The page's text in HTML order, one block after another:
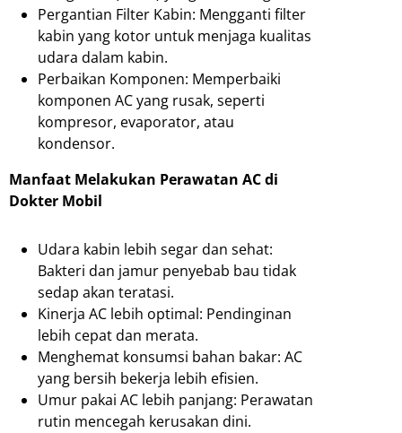
Pergantian Filter Kabin: Mengganti filter
kabin yang kotor untuk menjaga kualitas
udara dalam kabin.
Perbaikan Komponen: Memperbaiki
komponen AC yang rusak, seperti
kompresor, evaporator, atau
kondensor.
Manfaat Melakukan Perawatan AC di
Dokter Mobil
Udara kabin lebih segar dan sehat:
Bakteri dan jamur penyebab bau tidak
sedap akan teratasi.
Kinerja AC lebih optimal: Pendinginan
lebih cepat dan merata.
Menghemat konsumsi bahan bakar: AC
yang bersih bekerja lebih efisien.
Umur pakai AC lebih panjang: Perawatan
rutin mencegah kerusakan dini.